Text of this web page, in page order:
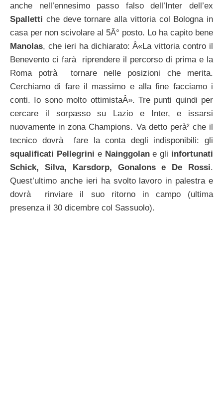
anche nell’ennesimo passo falso dell’Inter dell’ex
Spalletti che deve tornare alla vittoria col Bologna in
casa per non scivolare al 5Â° posto. Lo ha capito bene
Manolas, che ieri ha dichiarato: Â«La vittoria contro il
Benevento ci farà riprendere il percorso di prima e la
Roma potrà tornare nelle posizioni che merita.
Cerchiamo di fare il massimo e alla fine facciamo i
conti. Io sono molto ottimistaÂ». Tre punti quindi per
cercare il sorpasso su Lazio e Inter, e issarsi
nuovamente in zona Champions. Va detto perà² che il
tecnico dovrà fare la conta degli indisponibili: gli
squalificati Pellegrini e Nainggolane gli infortunati
Schick, Silva, Karsdorp, Gonalons e De Rossi.
Quest’ultimo anche ieri ha svolto lavoro in palestra e
dovrà rinviare il suo ritorno in campo (ultima
presenza il 30 dicembre col Sassuolo).